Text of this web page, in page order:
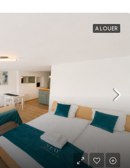
A LOUER